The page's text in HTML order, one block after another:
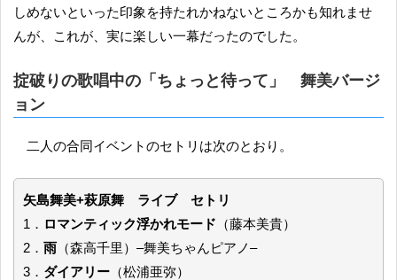
しめないといった印象を持たれかねないところかも知れませ
んが、これが、実に楽しい一幕だったのでした。
掟破りの歌唱中の「ちょっと待って」 舞美バージ
ョン
二人の合同イベントのセトリは次のとおり。
矢島舞美+萩原舞 ライブ セトリ
1． ロマンティック浮かれモード （藤本美貴）
2． 雨 （森高千里）–舞美ちゃんピアノ–
3． ダイアリー （松浦亜弥）